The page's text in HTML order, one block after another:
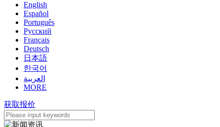
English
Español
Português
Pусский
Français
Deutsch
日本語
한국어
العربية
MORE
获取报价